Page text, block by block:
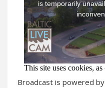
Broadcast is powered by